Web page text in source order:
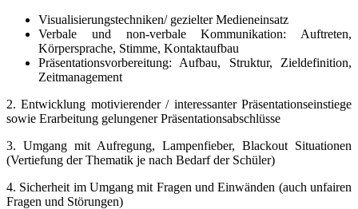
Visualisierungstechniken/ gezielter Medieneinsatz
Verbale und non-verbale Kommunikation: Auftreten,
Körpersprache, Stimme, Kontaktaufbau
Präsentationsvorbereitung: Aufbau, Struktur, Zieldefinition,
Zeitmanagement
2. Entwicklung motivierender / interessanter Präsentationseinstiege
sowie Erarbeitung gelungener Präsentationsabschlüsse
3. Umgang mit Aufregung, Lampenfieber, Blackout Situationen
(Vertiefung der Thematik je nach Bedarf der Schüler)
4. Sicherheit im Umgang mit Fragen und Einwänden (auch unfairen
Fragen und Störungen)